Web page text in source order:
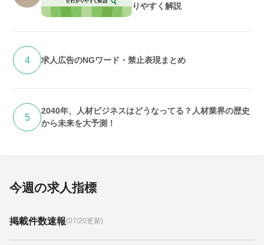
りやすく解説
4 求人広告のNGワード・禁止表現まとめ
5
2040年、人材ビジネスはどうなってる？人材業界の歴史
から未来を大予測！
今週の求人指標
掲載件数速報(07/20更新)